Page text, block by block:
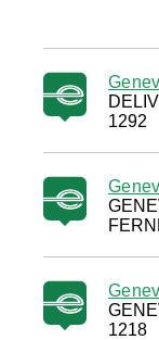
1292
1218